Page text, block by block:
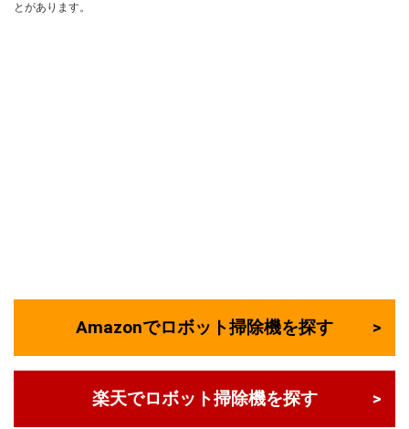
とがあります。
Amazonでロボット掃除機を探す
楽天でロボット掃除機を探す